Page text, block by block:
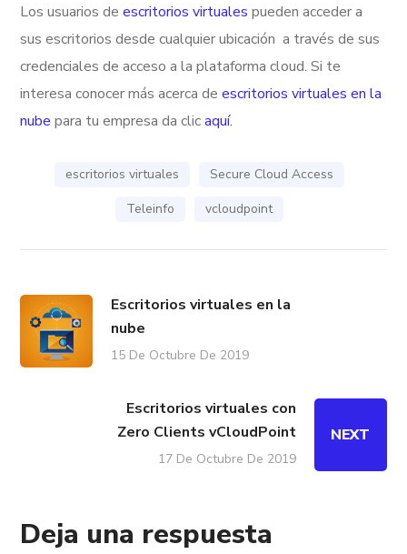
Los usuarios deescritorios virtuales pueden acceder a
sus escritorios desde cualquier ubicación a través de sus
credenciales de acceso a la plataforma cloud. Si te
interesa conocer más acerca deescritorios virtuales en la
nube para tu empresa da clicaquí.
escritorios virtuales
Secure Cloud Access
Teleinfo
vcloudpoint
Escritorios virtuales en la
nube
15 De Octubre De 2019
Escritorios virtuales con
Zero Clients vCloudPoint
17 De Octubre De 2019
NEXT
Deja una respuesta